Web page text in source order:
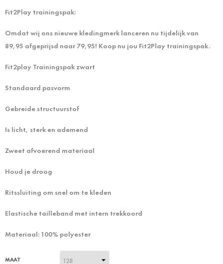
Fit2Play trainingspak:
Omdat wij ons nieuwe kledingmerk lanceren nu tijdelijk van
89,95 afgeprijsd naar 79,95! Koop nu jou Fit2Play trainingspak.
Fit2play Trainingspak zwart
Standaard pasvorm
Gebreide structuurstof
Is licht, sterk en ademend
Zweet afvoerend materiaal
Houd je droog
Ritssluiting om snel om te kleden
Elastische tailleband met intern trekkoord
Materiaal: 100% polyester
MAAT